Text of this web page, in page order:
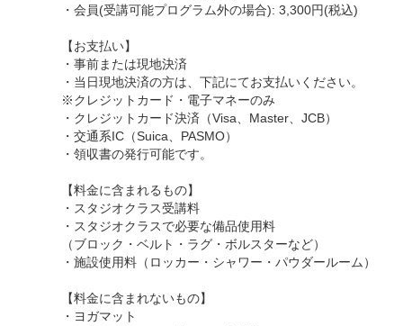
・会員(受講可能プログラム外の場合): 3,300円(税込)
【お支払い】
・事前または現地決済
・当日現地決済の方は、下記にてお支払いください。
※クレジットカード・電子マネーのみ
・クレジットカード決済（Visa、Master、JCB）
・交通系IC（Suica、PASMO）
・領収書の発行可能です。
【料金に含まれるもの】
・スタジオクラス受講料
・スタジオクラスで必要な備品使用料
（ブロック・ベルト・ラグ・ボルスターなど）
・施設使用料（ロッカー・シャワー・パウダールーム）
【料金に含まれないもの】
・ヨガマット